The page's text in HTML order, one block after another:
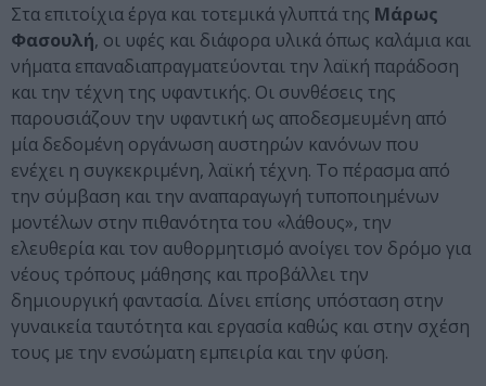
Στα επιτοίχια έργα και τοτεμικά γλυπτά της Μάρως
Φασουλή, οι υφές και διάφορα υλικά όπως καλάμια και
νήματα επαναδιαπραγματεύονται την λαϊκή παράδοση
και την τέχνη της υφαντικής. Οι συνθέσεις της
παρουσιάζουν την υφαντική ως αποδεσμευμένη από
μία δεδομένη οργάνωση αυστηρών κανόνων που
ενέχει η συγκεκριμένη, λαϊκή τέχνη. Το πέρασμα από
την σύμβαση και την αναπαραγωγή τυποποιημένων
μοντέλων στην πιθανότητα του «λάθους», την
ελευθερία και τον αυθορμητισμό ανοίγει τον δρόμο για
νέους τρόπους μάθησης και προβάλλει την
δημιουργική φαντασία. Δίνει επίσης υπόσταση στην
γυναικεία ταυτότητα και εργασία καθώς και στην σχέση
τους με την ενσώματη εμπειρία και την φύση.